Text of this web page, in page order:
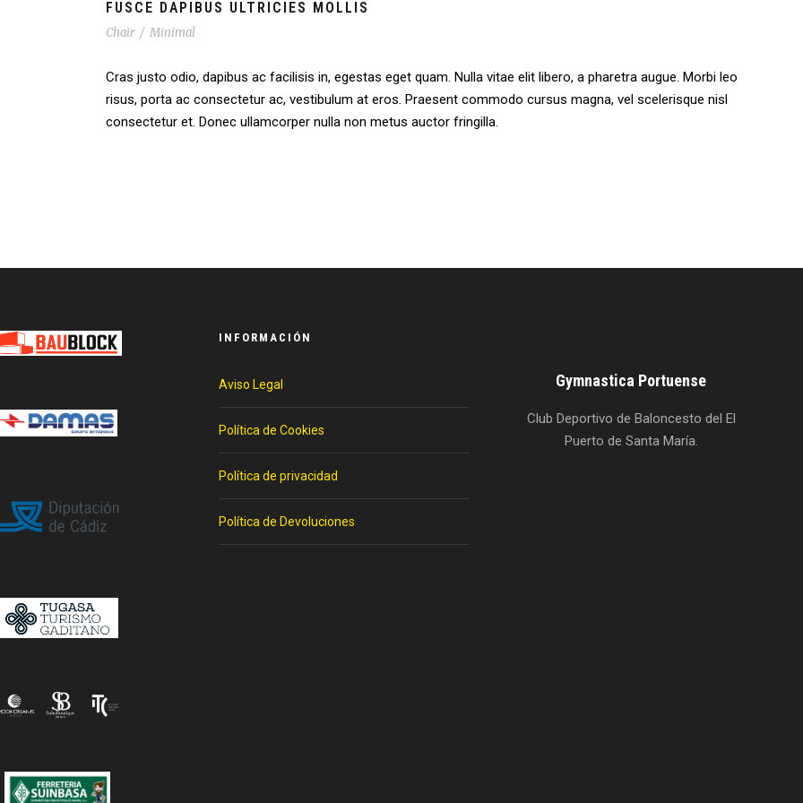
FUSCE DAPIBUS ULTRICIES MOLLIS
Chair / Minimal
Cras justo odio, dapibus ac facilisis in, egestas eget quam. Nulla vitae elit libero, a pharetra augue. Morbi leo
risus, porta ac consectetur ac, vestibulum at eros. Praesent commodo cursus magna, vel scelerisque nisl
consectetur et. Donec ullamcorper nulla non metus auctor fringilla.
INFORMACIÓN
Aviso Legal
Política de Cookies
Política de privacidad
Política de Devoluciones
Gymnastica Portuense
Club Deportivo de Baloncesto del El
Puerto de Santa María.